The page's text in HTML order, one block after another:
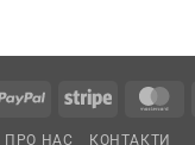
PayPal Stripe
ПРО НАС КОНТАКТИ